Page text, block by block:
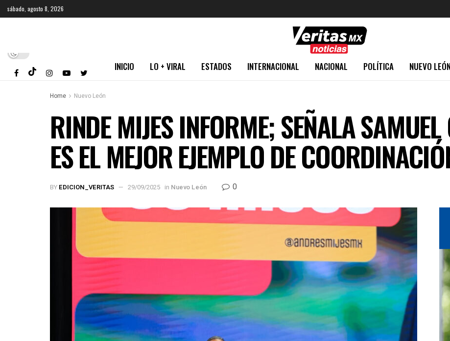
sábado, agosto 8, 2026
INICIO LO + VIRAL ESTADOS INTERNACIONAL NACIONAL POLÍTICA NUEVO
Home Nuevo León
RINDE MIJES INFORME; SEÑALA SAMUEL
ES EL MEJOR EJEMPLO DE
BY EDICION_VERITAS 29/09/2025 in Nuevo León 0